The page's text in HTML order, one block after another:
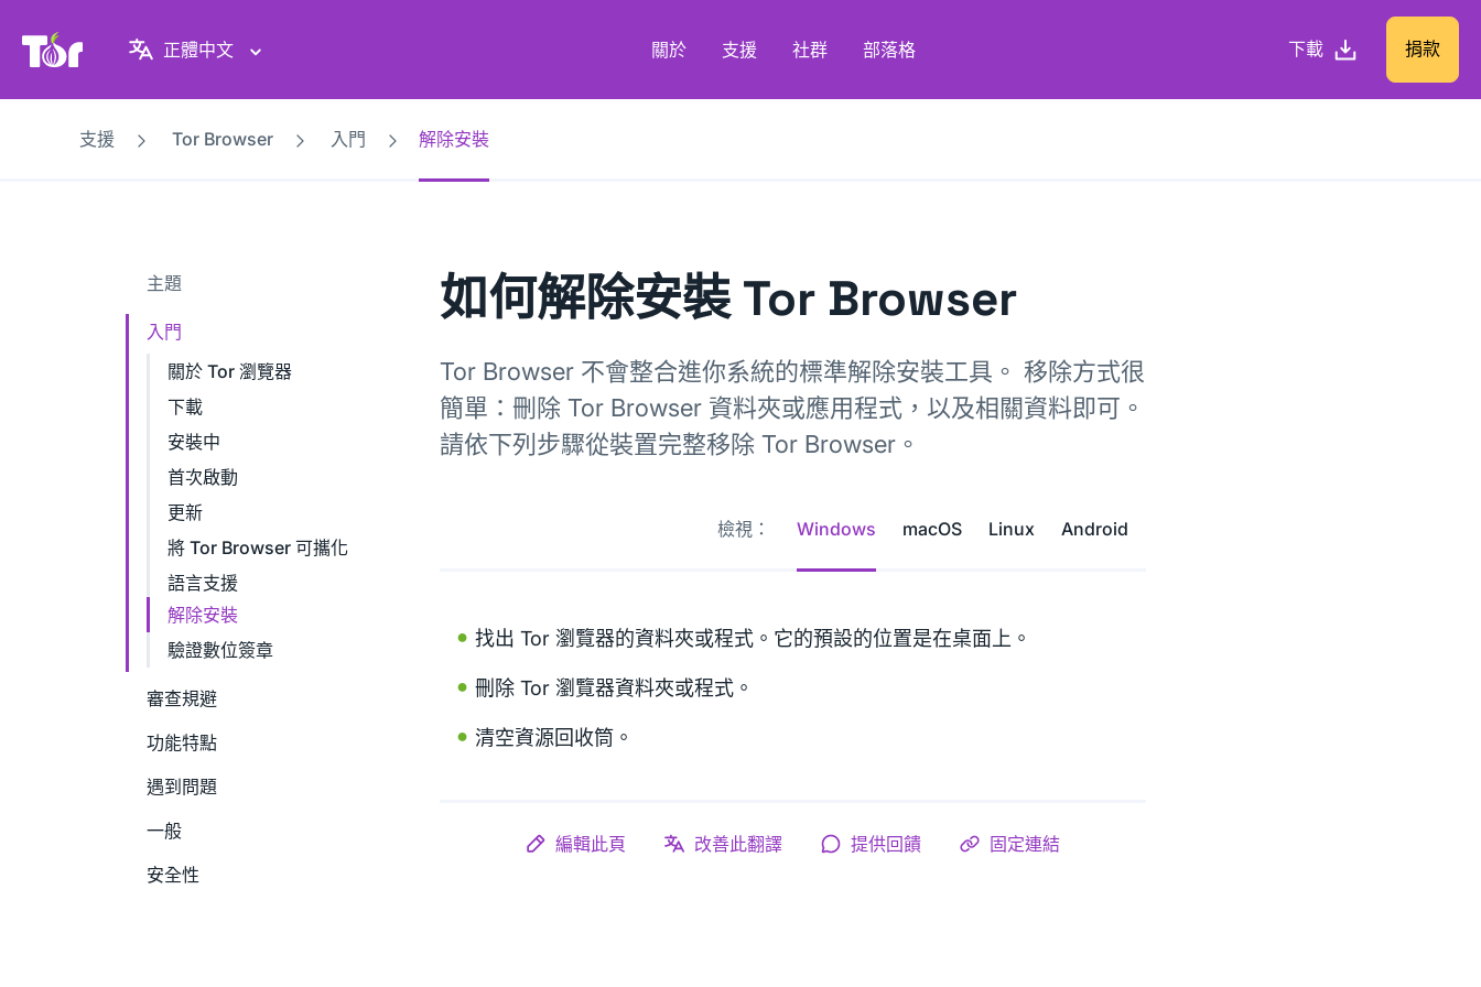
Tor Project 網站
正體中文 關於 支援 社群 部落格 下載 捐款
支援 Tor Browser 入門 解除安裝
主題
入門
關於 Tor 瀏覽器
下載
安裝中
首次啟動
更新
將 Tor Browser 可攜化
語言支援
解除安裝
驗證數位簽章
審查規避
功能特點
遇到問題
一般
安全性
如何解除安裝 Tor Browser
Tor Browser 不會整合進你系統的標準解除安裝工具。 移除方式很
簡單：刪除 Tor Browser 資料夾或應用程式，以及相關資料即可。
請依下列步驟從裝置完整移除 Tor Browser。
檢視： Windows macOS Linux Android
找出 Tor 瀏覽器的資料夾或程式。它的預設的位置是在桌面上。
刪除 Tor 瀏覽器資料夾或程式。
清空資源回收筒。
編輯此頁 改善此翻譯 提供回饋 固定連結